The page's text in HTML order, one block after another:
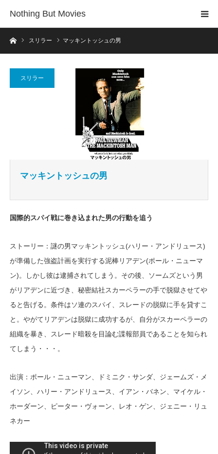
Nothing But Movies
ホームスリラー マッキントッシュの男
スリラー
マッキントッシュの男
国際的スパイ戦に巻き込まれた男の行動を追う
ストーリー：謎の男マッキントッシュ(ハリー・アンドリュース)
が準備した強盗計画を実行する泥棒リアデン(ポール・ニューマ
ン)。しかし彼は逮捕されてしまう。その後、ソームズという男
がリアデンに近づき、秘密結社スカーペラーの手で脱獄させてや
ると告げる。条件はソ連のスパイ、スレードの脱獄に手を貸すこ
と。やがてリアデンは脱獄に成功するが、自分がスカーペラーの
組織を暴き、スレード暗殺を目論む諜報部員であることを知られ
てしまう・・・。
出演：ポール・ニューマン、ドミニク・サンダ、ジェームズ・メ
イソン、ハリー・アンドリュース、イアン・バネン、マイケル・
ホーダーン、ピーター・ヴォーン、レオ・ゲン、ジェニー・リュ
ネカー